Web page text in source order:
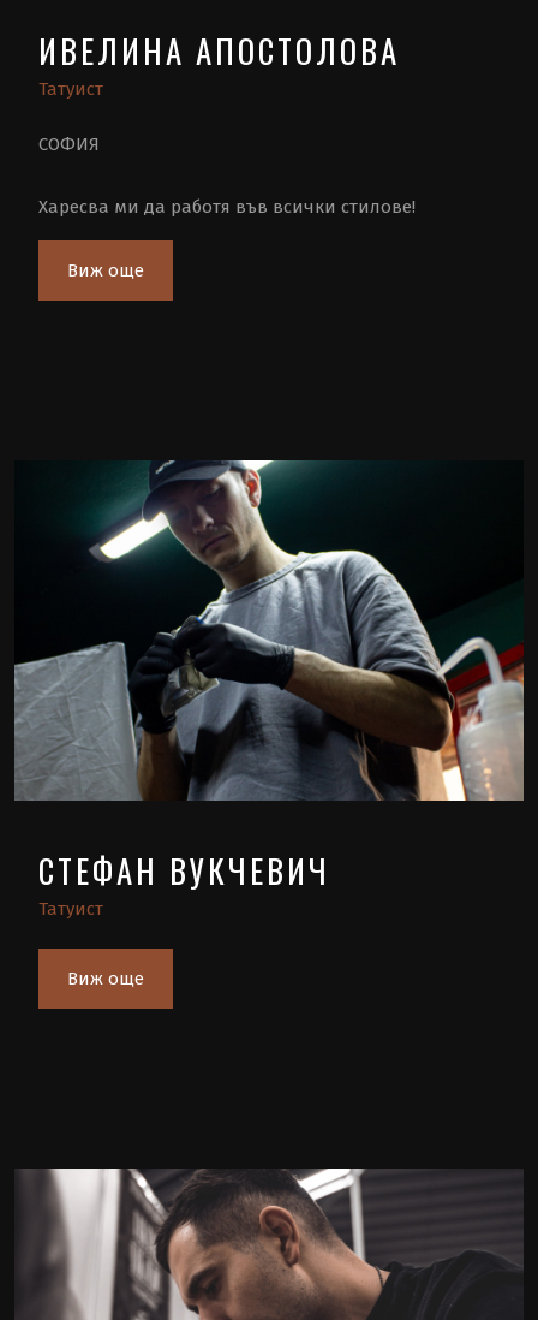
ИВЕЛИНА АПОСТОЛОВА
Татуист
СОФИЯ
Харесва ми да работя във всички стилове!
Виж още
СТЕФАН ВУКЧЕВИЧ
Татуист
Виж още